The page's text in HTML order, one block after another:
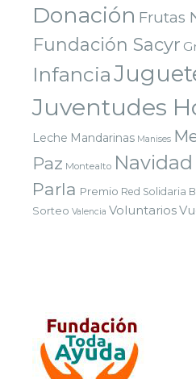
Donación Frutas
Fundación Sacyr
Infancia
Juventudes
Leche Mandarinas Manises
Paz Montealto Navidad
Parla Premio Red Solidaria
Sorteo Valencia Voluntarios